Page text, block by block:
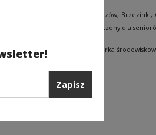
następujące sołectwa: Babczów, Brzezinki,
Zrąbiec. Projekt był przeznaczony dla
(dietetyk, rehabilitant, pielęgniarka
Zapisz